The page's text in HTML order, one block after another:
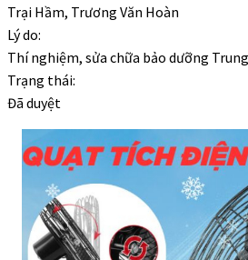
Trại Hầm, Trương Văn Hoàn
Lý do:
Thí nghiệm, sửa chữa bảo dưỡng
Trạng thái:
Đã duyệt